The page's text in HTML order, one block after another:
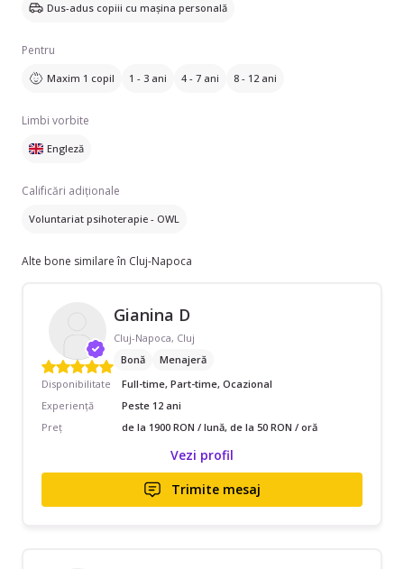
Dus-adus copiii cu mașina personală
Pentru
Maxim 1 copil 1 - 3 ani 4 - 7 ani 8 - 12 ani
Limbi vorbite
Engleză
Calificări adiționale
Voluntariat psihoterapie - OWL
Alte bone similare în Cluj-Napoca
Gianina D
Cluj-Napoca, Cluj
Bonă
Menajeră
Disponibilitate
Full-time, Part-time, Ocazional
Experiență
Peste 12 ani
Preț
de la 1900 RON / lună, de la 50 RON / oră
Vezi profil
Trimite mesaj